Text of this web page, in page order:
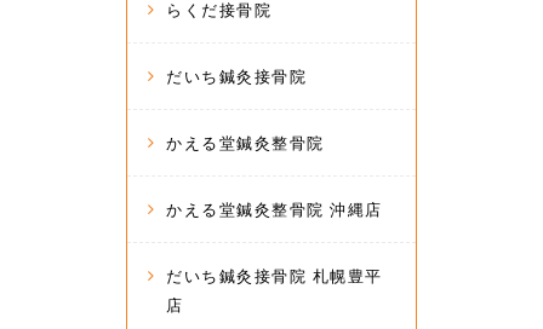
らくだ接骨院
だいち鍼灸接骨院
かえる堂鍼灸整骨院
かえる堂鍼灸整骨院 沖縄店
だいち鍼灸接骨院 札幌豊平
店